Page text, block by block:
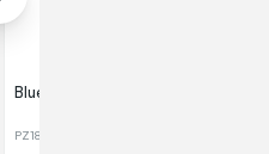
Bluetooth Kablosuz Kulaklık
PZ18194